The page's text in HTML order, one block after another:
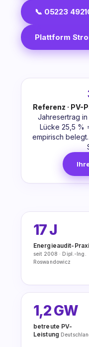
📞 05223
Plattform
Referenz · PV-
Jahresertrag in
Lücke 25,5 %
empirisch
17 J
Energieaudit-
seit 2008 · Dipl.-Ing.
Roswandowicz
1,2 GW
betreute PV-
Leistung